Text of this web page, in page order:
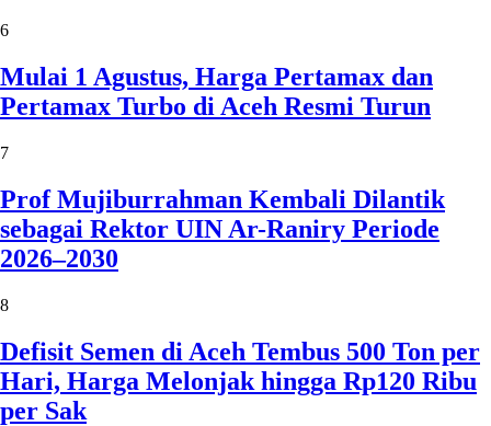
6
Mulai 1 Agustus, Harga Pertamax dan
Pertamax Turbo di Aceh Resmi Turun
7
Prof Mujiburrahman Kembali Dilantik
sebagai Rektor UIN Ar-Raniry Periode
2026–2030
8
Defisit Semen di Aceh Tembus 500 Ton per
Hari, Harga Melonjak hingga Rp120 Ribu
per Sak